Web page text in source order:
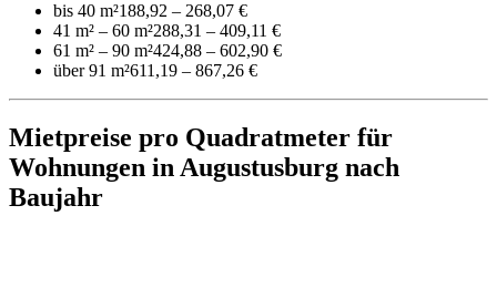
bis 40 m²188,92 – 268,07 €
41 m² – 60 m²288,31 – 409,11 €
61 m² – 90 m²424,88 – 602,90 €
über 91 m²611,19 – 867,26 €
Mietpreise pro Quadratmeter für
Wohnungen in Augustusburg nach
Baujahr